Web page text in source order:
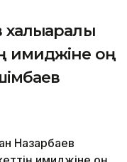
имиджіне оң
Назарбаев